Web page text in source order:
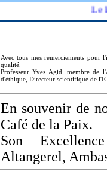
Le livre de
Avec tous mes remerciements pour
qualité.
Professeur Yves Agid, membre de
d'éthique, Directeur scientifique de
En souvenir de
Café de la Paix.
Son
Altangerel,